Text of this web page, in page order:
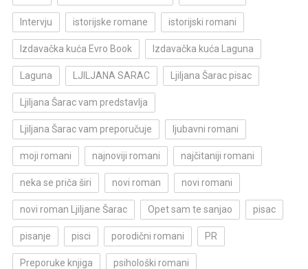
Intervju istorijske romane istorijski romani
Izdavačka kuća Evro Book Izdavačka kuća Laguna
Laguna LJILJANA SARAC Ljiljana Šarac pisac
Ljiljana Šarac vam predstavlja
Ljiljana Šarac vam preporučuje ljubavni romani
moji romani najnoviji romani najčitaniji romani
neka se priča širi novi roman novi romani
novi roman Ljiljane Šarac Opet sam te sanjao pisac
pisanje pisci porodični romani PR
Preporuke knjiga psihološki romani